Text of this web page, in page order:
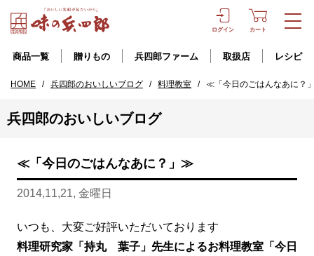
ログイン カート
商品一覧 贈りもの 兵四郎ファーム 取扱店 レシピ
HOME / 兵四郎のおいしいブログ / 料理教室 / ≪「今日のごはんなあに？
兵四郎のおいしいブログ
≪「今日のごはんなあに？」≫
2014,11,21, 金曜日
いつも、大変ご好評いただいております
料理研究家「持丸 葉子」先生によるお料理教室「今日